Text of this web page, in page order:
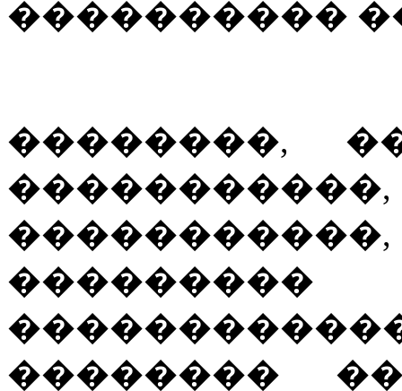
����������
��������,
���������
��������